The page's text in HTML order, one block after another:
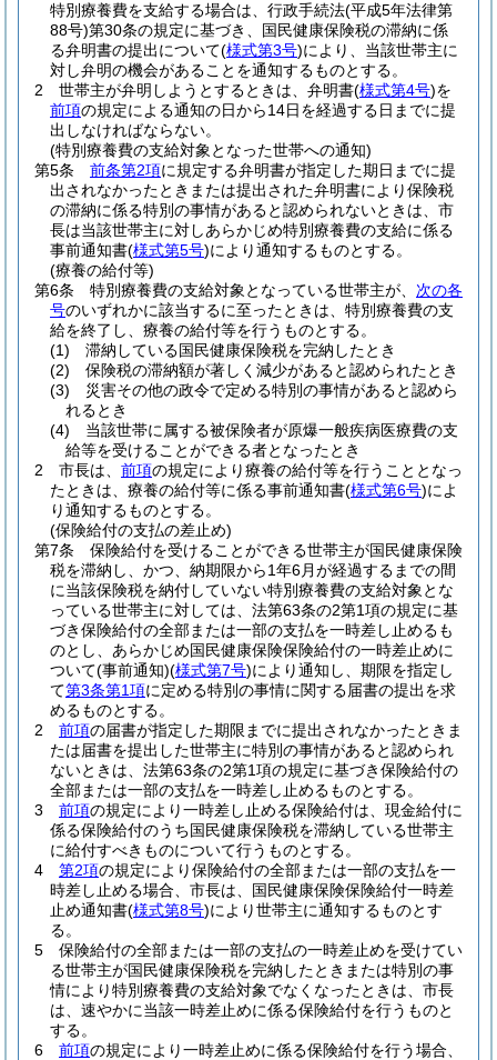
特別療養費を支給する場合は、行政手続法(平成5年法律第
88号)第30条の規定に基づき、国民健康保険税の滞納に係
る弁明書の提出について(様式第3号)により、当該世帯主に
対し弁明の機会があることを通知するものとする。
2
世帯主が弁明しようとするときは、弁明書(様式第4号)を
前項の規定による通知の日から14日を経過する日までに提
出しなければならない。
(特別療養費の支給対象となった世帯への通知)
第5条
前条第2項に規定する弁明書が指定した期日までに提
出されなかったときまたは提出された弁明書により保険税
の滞納に係る特別の事情があると認められないときは、市
長は当該世帯主に対しあらかじめ特別療養費の支給に係る
事前通知書(様式第5号)により通知するものとする。
(療養の給付等)
第6条
特別療養費の支給対象となっている世帯主が、 次の各
号のいずれかに該当するに至ったときは、特別療養費の支
給を終了し、療養の給付等を行うものとする。
(1)
滞納している国民健康保険税を完納したとき
(2)
保険税の滞納額が著しく減少があると認められたとき
(3)
災害その他の政令で定める特別の事情があると認めら
れるとき
(4)
当該世帯に属する被保険者が原爆一般疾病医療費の支
給等を受けることができる者となったとき
2
市長は、 前項の規定により療養の給付等を行うこととなっ
たときは、療養の給付等に係る事前通知書(様式第6号)によ
り通知するものとする。
(保険給付の支払の差止め)
第7条
保険給付を受けることができる世帯主が国民健康保険
税を滞納し、かつ、納期限から1年6月が経過するまでの間
に当該保険税を納付していない特別療養費の支給対象とな
っている世帯主に対しては、法第63条の2第1項の規定に基
づき保険給付の全部または一部の支払を一時差し止めるも
のとし、あらかじめ国民健康保険保険給付の一時差止めに
ついて(事前通知)(様式第7号)により通知し、期限を指定し
て第3条第1項に定める特別の事情に関する届書の提出を求
めるものとする。
2
前項の届書が指定した期限までに提出されなかったときま
たは届書を提出した世帯主に特別の事情があると認められ
ないときは、法第63条の2第1項の規定に基づき保険給付の
全部または一部の支払を一時差し止めるものとする。
3
前項の規定により一時差し止める保険給付は、現金給付に
係る保険給付のうち国民健康保険税を滞納している世帯主
に給付すべきものについて行うものとする。
4
第2項の規定により保険給付の全部または一部の支払を一
時差し止める場合、市長は、国民健康保険保険給付一時差
止め通知書(様式第8号)により世帯主に通知するものとす
る。
5
保険給付の全部または一部の支払の一時差止めを受けてい
る世帯主が国民健康保険税を完納したときまたは特別の事
情により特別療養費の支給対象でなくなったときは、市長
は、速やかに当該一時差止めに係る保険給付を行うものと
する。
6
前項の規定により一時差止めに係る保険給付を行う場合、